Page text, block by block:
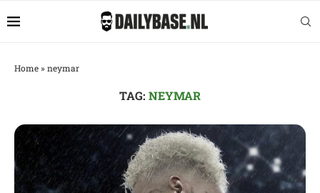
Home» neymar
TAG: NEYMAR